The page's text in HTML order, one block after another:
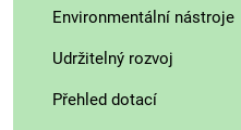
Environmentální nástroje
Udržitelný rozvoj
Přehled dotací